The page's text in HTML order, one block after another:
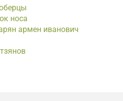
носа
армен иванович